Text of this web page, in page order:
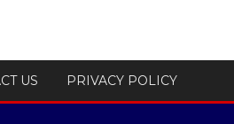
US PRIVACY POLICY